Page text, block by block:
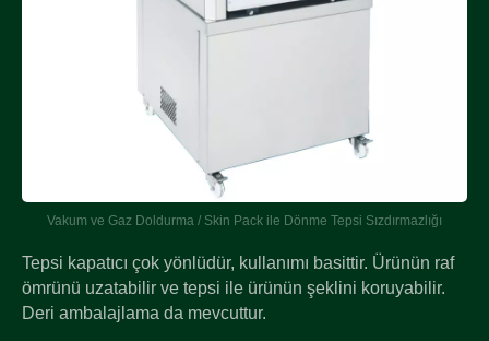
Vakum ve Gaz Doldurma / Skin Pack ile Dönme Tepsi Sızdırmazlığı
Tepsi kapatıcı çok yönlüdür, kullanımı basittir. Ürünün raf
ömrünü uzatabilir ve tepsi ile ürünün şeklini koruyabilir.
Deri ambalajlama da mevcuttur.